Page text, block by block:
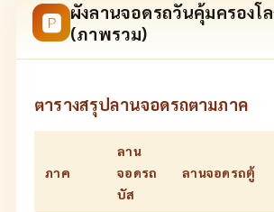
🅿 ผังลานจอดรถวันคุ้มครองโ
(ภาพรวม)
ตารางสรุปลานจอดรถตามภาค
ภาค
ลาน
จอดรถ
บัส
ลานจอดรถตู้